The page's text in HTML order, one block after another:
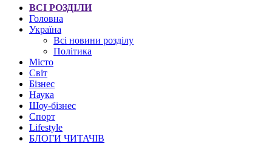
ВСІ РОЗДІЛИ
Головна
Україна
Всі новини розділу
Політика
Місто
Світ
Бізнес
Наука
Шоу-бізнес
Спорт
Lifestyle
БЛОГИ ЧИТАЧІВ